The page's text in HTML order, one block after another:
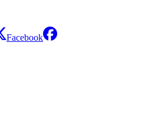
Facebook